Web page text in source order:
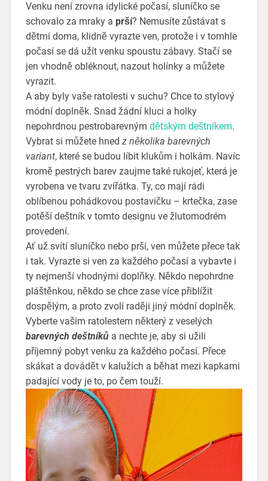
Venku není zrovna idylické počasí, sluníčko se
schovalo za mraky a prší? Nemusíte zůstávat s
dětmi doma, klidně vyrazte ven, protože i v tomhle
počasí se dá užít venku spoustu zábavy. Stačí se
jen vhodně obléknout, nazout holínky a můžete
vyrazit.
A aby byly vaše ratolesti v suchu? Chce to stylový
módní doplněk. Snad žádní kluci a holky
nepohrdnou pestrobarevným dětským deštníkem.
Vybrat si můžete hned z několika barevných
variant, které se budou líbit klukům i holkám. Navíc
kromě pestrých barev zaujme také rukojeť, která je
vyrobena ve tvaru zvířátka. Ty, co mají rádi
oblíbenou pohádkovou postavičku – krtečka, zase
potěší deštník v tomto designu ve žlutomodrém
provedení.
Ať už svítí sluníčko nebo prší, ven můžete přece tak
i tak. Vyrazte si ven za každého počasí a vybavte i
ty nejmenší vhodnými doplňky. Někdo nepohrdne
pláštěnkou, někdo se chce zase více přiblížit
dospělým, a proto zvolí raději jiný módní doplněk.
Vyberte vašim ratolestem některý z veselých
barevných deštníkůa nechte je, aby si užili
příjemný pobyt venku za každého počasí. Přece
skákat a dovádět v kalužích a běhat mezi kapkami
padající vody je to, po čem touží.